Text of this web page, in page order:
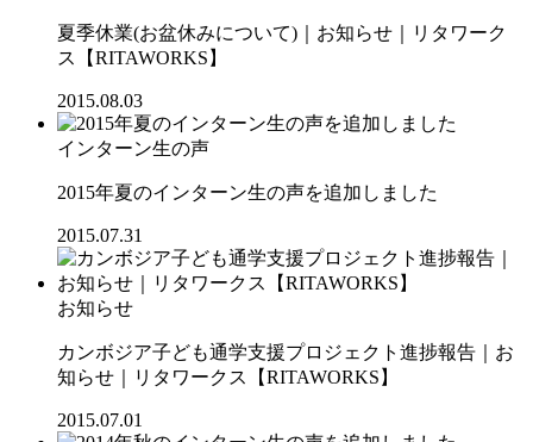
夏季休業(お盆休みについて)｜お知らせ｜リタワーク
ス【RITAWORKS】
2015.08.03
インターン生の声
2015年夏のインターン生の声を追加しました
2015.07.31
お知らせ
カンボジア子ども通学支援プロジェクト進捗報告｜お
知らせ｜リタワークス【RITAWORKS】
2015.07.01